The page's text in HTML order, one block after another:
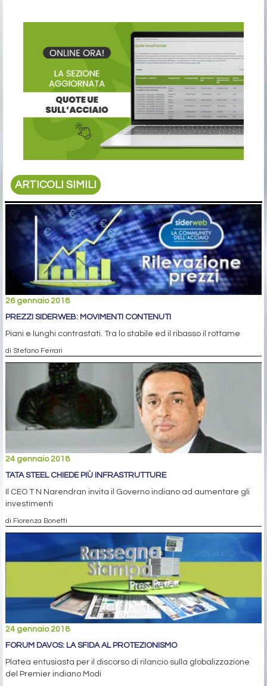
ARTICOLI SIMILI
26 gennaio 2018
PREZZI SIDERWEB: MOVIMENTI CONTENUTI
Piani e lunghi contrastati. Tra lo stabile ed il ribasso il rottame
di Stefano Ferrari
24 gennaio 2018
TATA STEEL CHIEDE PIÙ INFRASTRUTTURE
Il CEO T N Narendran invita il Governo indiano ad aumentare gli
investimenti
di Fiorenza Bonetti
24 gennaio 2018
FORUM DAVOS: LA SFIDA AL PROTEZIONISMO
Platea entusiasta per il discorso di rilancio sulla globalizzazione
del Premier indiano Modi